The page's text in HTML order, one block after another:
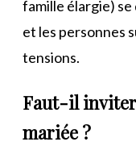
famille élargie) se
et les personnes
tensions.
Faut-il inviter
mariée ?